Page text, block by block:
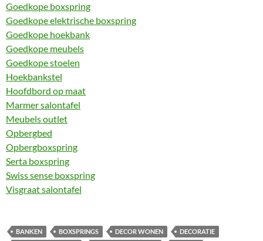
Goedkope boxspring
Goedkope elektrische boxspring
Goedkope hoekbank
Goedkope meubels
Goedkope stoelen
Hoekbankstel
Hoofdbord op maat
Marmer salontafel
Meubels outlet
Opbergbed
Opbergboxspring
Serta boxspring
Swiss sense boxspring
Visgraat salontafel
BANKEN BOXSPRINGS DECOR WONEN
DECORATIE